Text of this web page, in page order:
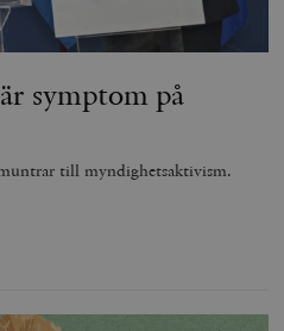
symptom på
till myndighetsaktivism.